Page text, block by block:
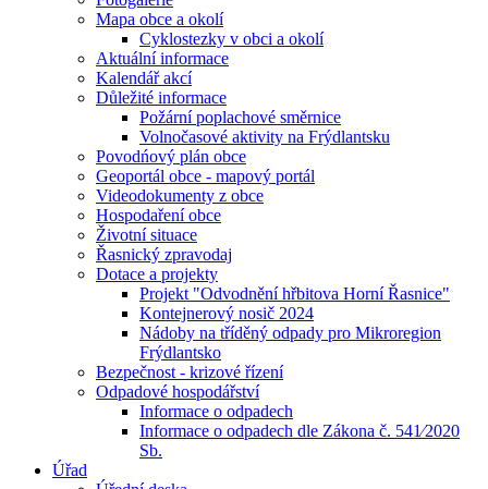
Mapa obce a okolí
Cyklostezky v obci a okolí
Aktuální informace
Kalendář akcí
Důležité informace
Požární poplachové směrnice
Volnočasové aktivity na Frýdlantsku
Povodńový plán obce
Geoportál obce - mapový portál
Videodokumenty z obce
Hospodaření obce
Životní situace
Řasnický zpravodaj
Dotace a projekty
Projekt "Odvodnění hřbitova Horní Řasnice"
Kontejnerový nosič 2024
Nádoby na tříděný odpady pro Mikroregion
Frýdlantsko
Bezpečnost - krizové řízení
Odpadové hospodářství
Informace o odpadech
Informace o odpadech dle Zákona č. 541⁄2020
Sb.
Úřad